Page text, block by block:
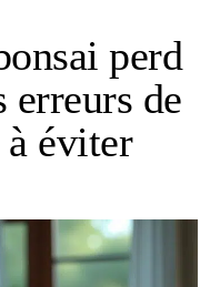
perd
erreurs de
à éviter